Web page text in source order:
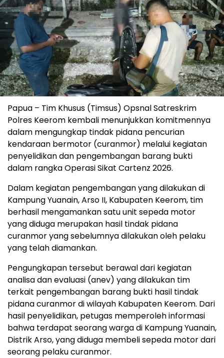
Papua – Tim Khusus (Timsus) Opsnal Satreskrim
Polres Keerom kembali menunjukkan komitmennya
dalam mengungkap tindak pidana pencurian
kendaraan bermotor (curanmor) melalui kegiatan
penyelidikan dan pengembangan barang bukti
dalam rangka Operasi Sikat Cartenz 2026.
Dalam kegiatan pengembangan yang dilakukan di
Kampung Yuanain, Arso II, Kabupaten Keerom, tim
berhasil mengamankan satu unit sepeda motor
yang diduga merupakan hasil tindak pidana
curanmor yang sebelumnya dilakukan oleh pelaku
yang telah diamankan.
Pengungkapan tersebut berawal dari kegiatan
analisa dan evaluasi (anev) yang dilakukan tim
terkait pengembangan barang bukti hasil tindak
pidana curanmor di wilayah Kabupaten Keerom. Dari
hasil penyelidikan, petugas memperoleh informasi
bahwa terdapat seorang warga di Kampung Yuanain,
Distrik Arso, yang diduga membeli sepeda motor dari
seorang pelaku curanmor.